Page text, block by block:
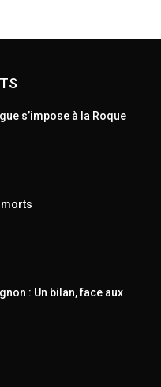
s’impose à la Roque
morts
: Un bilan, face aux